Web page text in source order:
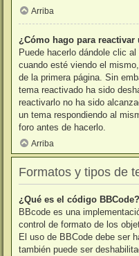
Arriba
¿Cómo hago para reactivar
Puede hacerlo dándole clic
cuando esté viendo el
de la primera página. Sin
tema reactivado ha sido
reactivarlo no ha sido
un tema respondiendo al
foro antes de hacerlo.
Arriba
Formatos y tipos de
¿Qué es el código BBCode?
BBcode es una
control de formato de los
El uso de BBCode debe ser
también puede ser